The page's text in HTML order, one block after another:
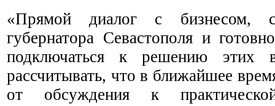
«Прямой диалог с бизнесом,
губернатора Севастополя и
подключаться к решению этих
рассчитывать, что в ближайшее
от обсуждения к